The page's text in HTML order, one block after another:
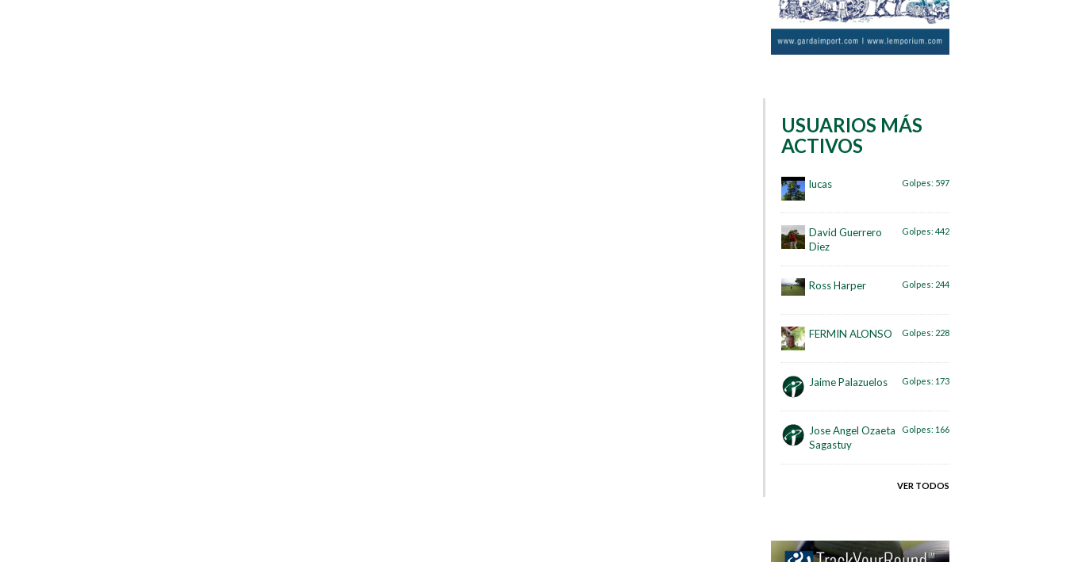
USUARIOS MÁS
ACTIVOS
lucas Golpes: 597
David Guerrero
Diez
Golpes: 442
Ross Harper Golpes: 244
FERMIN ALONSO Golpes: 228
Jaime Palazuelos Golpes: 173
Jose Angel Ozaeta
Sagastuy
Golpes: 166
VER TODOS